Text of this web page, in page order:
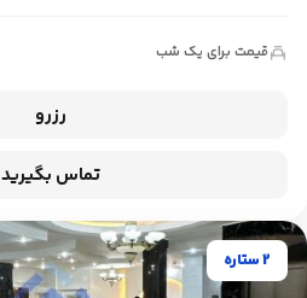
قیمت برای یک شب
رزرو
تماس بگیرید
2 ستاره